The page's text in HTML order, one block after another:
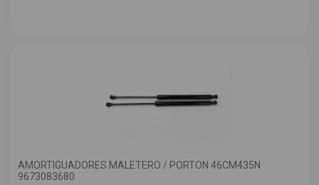
AMORTIGUADORES MALETERO / PORTON 46CM435N
9673083680